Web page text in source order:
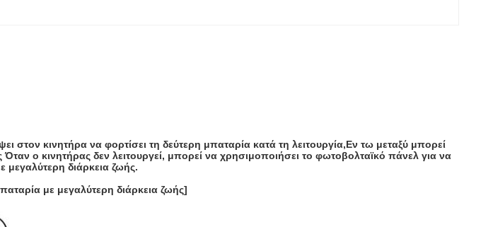
στον κινητήρα να φορτίσει τη δεύτερη μπαταρία κατά τη λειτουργία,Εν τω μεταξύ μπορεί
ο κινητήρας δεν λειτουργεί, μπορεί να χρησιμοποιήσει το φωτοβολταϊκό πάνελ για να
μεγαλύτερη διάρκεια ζωής.
με μεγαλύτερη διάρκεια ζωής]